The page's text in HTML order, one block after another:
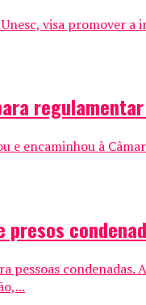
visa promover
e encaminhou à
pessoas